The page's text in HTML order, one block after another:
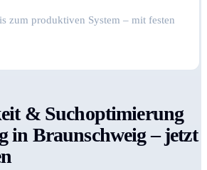
zum produktiven System – mit festen
& Suchoptimierung
in Braunschweig – jetzt